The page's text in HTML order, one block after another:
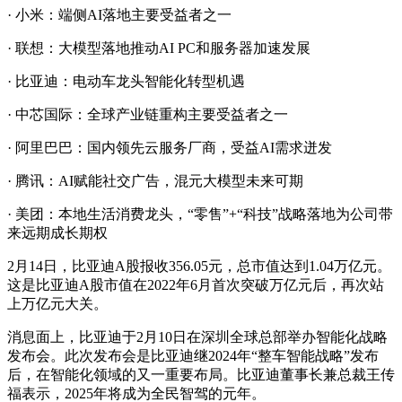
· 小米：端侧AI落地主要受益者之一
· 联想：大模型落地推动AI PC和服务器加速发展
· 比亚迪：电动车龙头智能化转型机遇
· 中芯国际：全球产业链重构主要受益者之一
· 阿里巴巴：国内领先云服务厂商，受益AI需求迸发
· 腾讯：AI赋能社交广告，混元大模型未来可期
· 美团：本地生活消费龙头，“零售”+“科技”战略落地为公司带
来远期成长期权
2月14日，比亚迪A股报收356.05元，总市值达到1.04万亿元。
这是比亚迪A股市值在2022年6月首次突破万亿元后，再次站
上万亿元大关。
消息面上，比亚迪于2月10日在深圳全球总部举办智能化战略
发布会。此次发布会是比亚迪继2024年“整车智能战略”发布
后，在智能化领域的又一重要布局。比亚迪董事长兼总裁王传
福表示，2025年将成为全民智驾的元年。